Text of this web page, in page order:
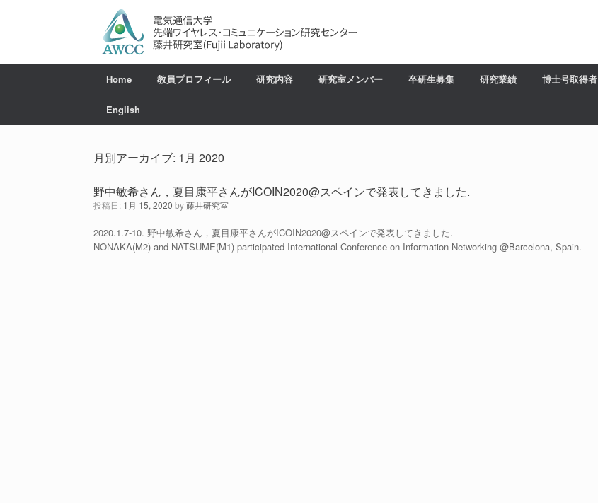
ツ
プ
Home 教員プロフィール 研究内容 研究室メンバー 卒研生募集 研究業績 博士号取得者
English
月別アーカイブ: 1月 2020
野中敏希さん，夏目康平さんがICOIN2020@スペインで発表してきました.
投稿日: 1月 15, 2020 by藤井研究室
2020.1.7-10. 野中敏希さん，夏目康平さんがICOIN2020@スペインで発表してきました.
NONAKA(M2) and NATSUME(M1) participated International Conference on Information Networking @Barcelona, Spain.